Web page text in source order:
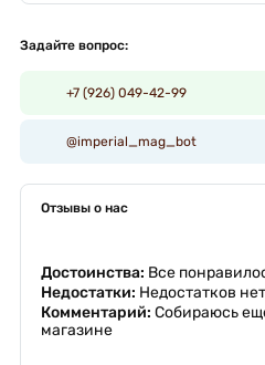
Задайте вопрос:
+7 (926) 049-42-99
@imperial_mag_bot
Отзывы о нас
Достоинства: Все
Недостатки: Недостатков нет
Комментарий: Собираюсь
магазине